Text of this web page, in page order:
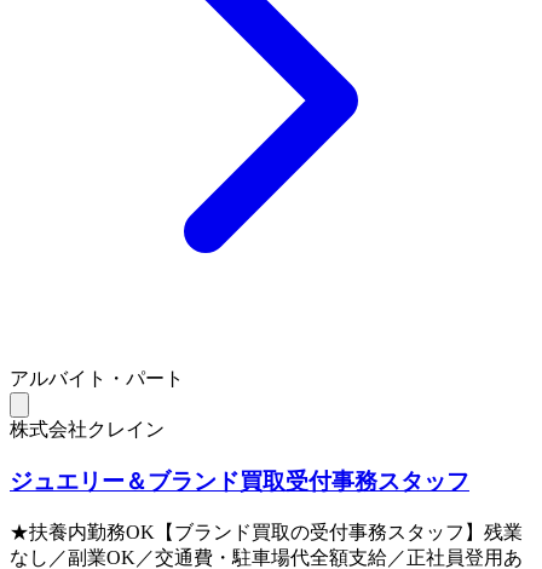
アルバイト・パート
株式会社クレイン
ジュエリー＆ブランド買取受付事務スタッフ
★扶養内勤務OK【ブランド買取の受付事務スタッフ】残業
なし／副業OK／交通費・駐車場代全額支給／正社員登用あ